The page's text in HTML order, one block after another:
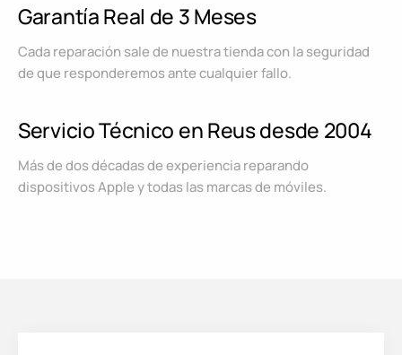
Garantía Real de 3 Meses
Cada reparación sale de nuestra tienda con la seguridad
de que responderemos ante cualquier fallo.
Servicio Técnico en Reus desde 2004
Más de dos décadas de experiencia reparando
dispositivos Apple y todas las marcas de móviles.